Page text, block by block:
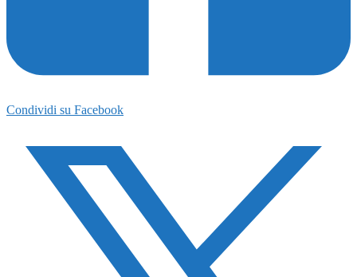
Condividi su Facebook